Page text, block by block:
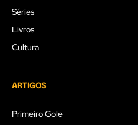
Séries
Livros
Cultura
ARTIGOS
Primeiro Gole